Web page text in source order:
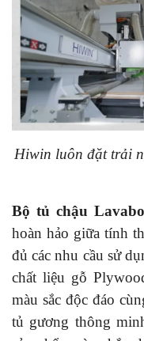
Hiwin luôn đặt trải
Bộ tủ chậu
hoàn hảo giữa tính
đủ các nhu cầu sử
chất liệu gỗ
màu sắc độc đáo
tủ gương thông